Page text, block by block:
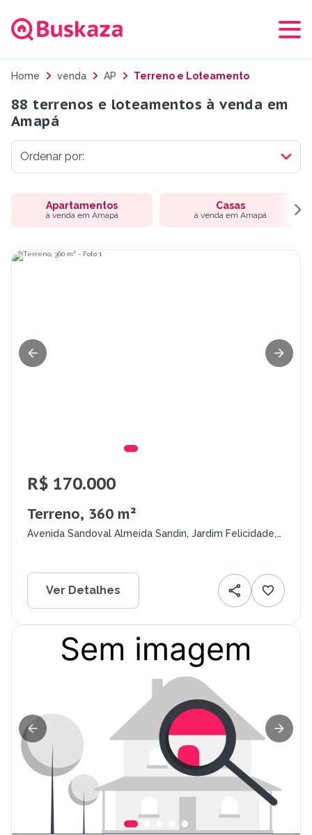
Home venda AP Terreno e Loteamento
88 terrenos e loteamentos à venda em
Amapá
Apartamentos
à venda em Amapá
Casas
à venda em Amapá
R$ 170.000
Terreno, 360 m²
Avenida Sandoval Almeida Sandin, Jardim Felicidade,
Ver Detalhes